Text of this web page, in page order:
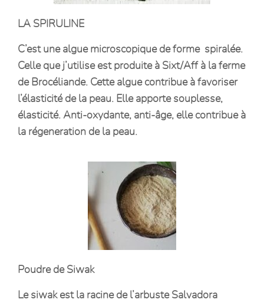
LA SPIRULINE
C’est une algue microscopique de forme spiralée.
Celle que j’utilise est produite à Sixt/Aff à la ferme
de Brocéliande. Cette algue contribue à favoriser
l’élasticité de la peau. Elle apporte souplesse,
élasticité. Anti-oxydante, anti-âge, elle contribue à
la régeneration de la peau.
Poudre de Siwak
Le siwak est la racine de l’arbuste Salvadora